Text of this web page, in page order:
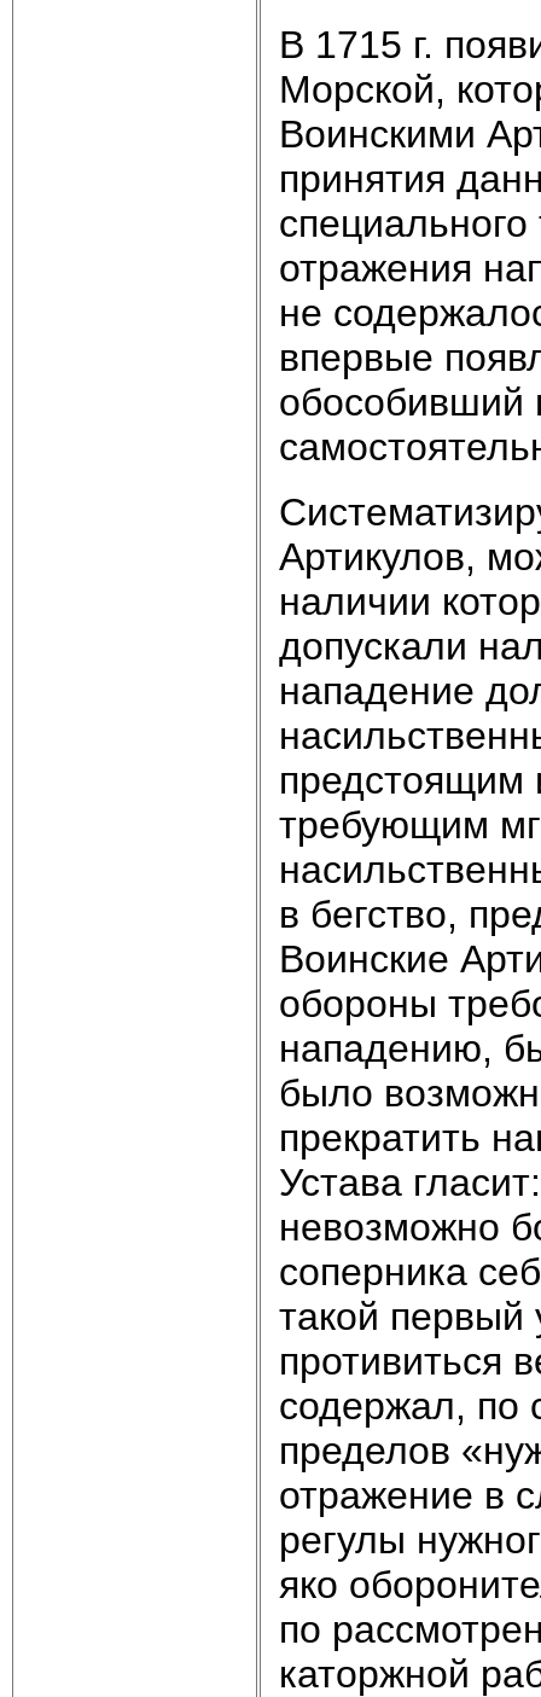
В 1715 г.
Морской,
Воинскими
принятия
отражения
не
впервые
обособивший
Артикулов,
наличии
допускали
нападение
предстоящим
требующим
в бегство,
Воинские
обороны
нападению,
было
прекратить
Устава
невозможно
соперника
такой первый
противиться
содержал, по
пределов
отражение в
регулы
яко
по
каторжной